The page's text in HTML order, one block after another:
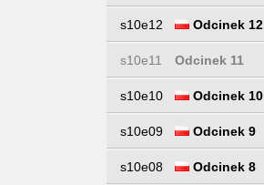
s10e12 Odcinek 12
s10e11 Odcinek 11
s10e10 Odcinek 10
s10e09 Odcinek 9
s10e08 Odcinek 8